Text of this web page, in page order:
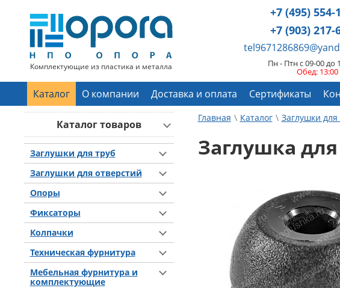
Комплектующие из пластика и металла
+7 (495) 554-
+7 (903) 217-
Пн - Птн с 09-00 до
Обед: 13:00
Каталог О компании Доставка и оплата Сертификаты
Каталог товаров
Заглушки для труб
Заглушки для отверстий
Опоры
Фиксаторы
Колпачки
Техническая фурнитура
Мебельная фурнитура и
комплектующие
Главная Каталог Заглушки
Заглушка